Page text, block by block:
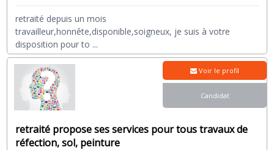
retraité depuis un mois
travailleur,honnête,disponible,soigneux, je suis à votre
disposition pour to ...
retraité propose ses services pour tous travaux de
réfection, sol, peinture
Voir le profil
Candidat